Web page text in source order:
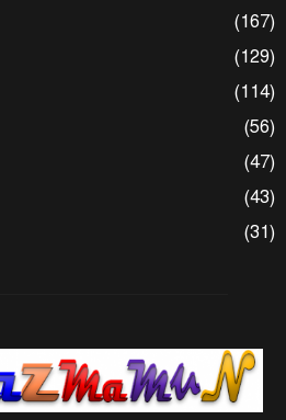
(167)
(129)
(114)
(56)
(47)
(43)
(31)